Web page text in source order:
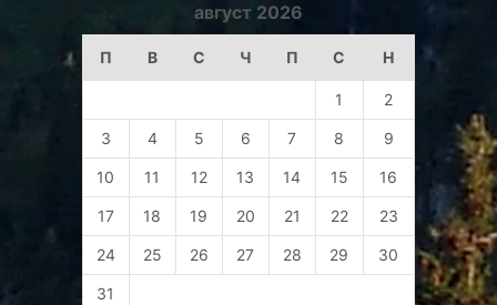
август 2026
П В С Ч П С Н
1 2
3 4 5 6 7 8 9
10 11 12 13 14 15 16
17 18 19 20 21 22 23
24 25 26 27 28 29 30
31